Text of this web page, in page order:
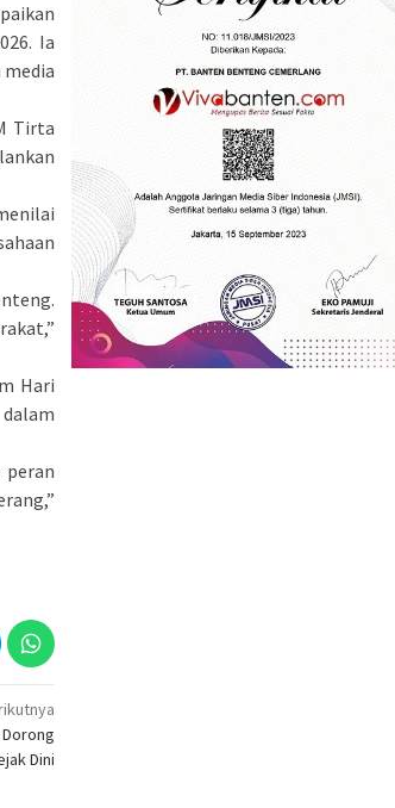
Ia
Tirta
Hari
Dini